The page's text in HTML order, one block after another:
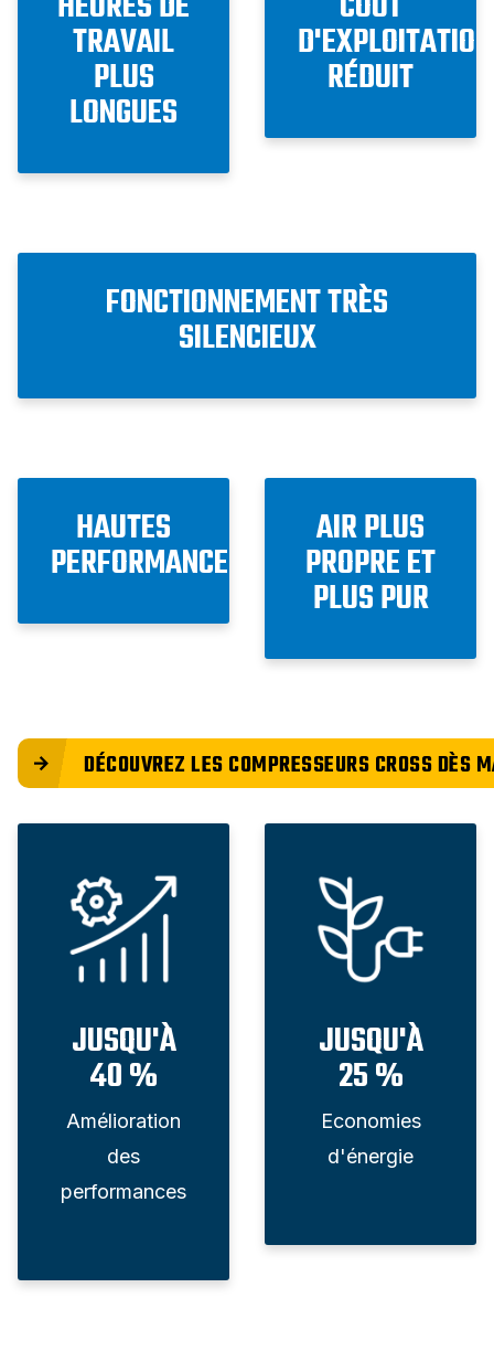
TRAVAIL
PLUS
LONGUES
D'EXPLOITATION
RÉDUIT
FONCTIONNEMENT TRÈS
SILENCIEUX
HAUTES
PERFORMANCES
AIR PLUS
PROPRE ET
PLUS PUR
DÉCOUVREZ LES COMPRESSEURS CROSS DÈS
JUSQU'À
40 %
Amélioration
des
performances
JUSQU'À
25 %
Economies
d'énergie